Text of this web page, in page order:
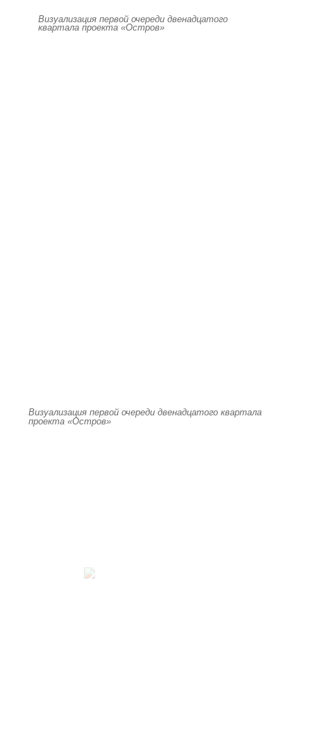
Визуализация первой очереди двенадцатого
квартала проекта «Остров»
Визуализация первой очереди двенадцатого квартала
проекта «Остров»